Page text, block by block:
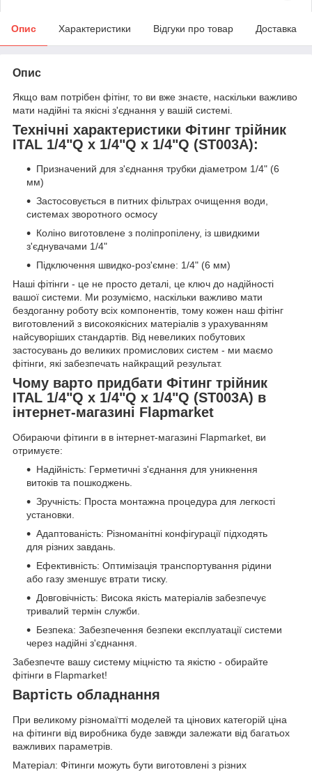
Опис Характеристики Відгуки про товар Доставка
Опис
Якщо вам потрібен фітінг, то ви вже знаєте, наскільки важливо
мати надійні та якісні з'єднання у вашій системі.
Технічні характеристики Фітинг трійник
ITAL 1/4"Q x 1/4"Q x 1/4"Q (ST003A):
Призначений для з'єднання трубки діаметром 1/4" (6
мм)
Застосовується в питних фільтрах очищення води,
системах зворотного осмосу
Коліно виготовлене з поліпропілену, із швидкими
з'єднувачами 1/4"
Підключення швидко-роз'ємне: 1/4" (6 мм)
Наші фітінги - це не просто деталі, це ключ до надійності
вашої системи. Ми розуміємо, наскільки важливо мати
бездоганну роботу всіх компонентів, тому кожен наш фітінг
виготовлений з високоякісних матеріалів з урахуванням
найсуворіших стандартів. Від невеликих побутових
застосувань до великих промислових систем - ми маємо
фітінги, які забезпечать найкращий результат.
Чому варто придбати Фітинг трійник
ITAL 1/4"Q x 1/4"Q x 1/4"Q (ST003A) в
інтернет-магазині Flapmarket
Обираючи фітинги в в інтернет-магазині Flapmarket, ви
отримуєте:
Надійність: Герметичні з'єднання для уникнення
витоків та пошкоджень.
Зручність: Проста монтажна процедура для легкості
установки.
Адаптованість: Різноманітні конфігурації підходять
для різних завдань.
Ефективність: Оптимізація транспортування рідини
або газу зменшує втрати тиску.
Довговічність: Висока якість матеріалів забезпечує
тривалий термін служби.
Безпека: Забезпечення безпеки експлуатації системи
через надійні з'єднання.
Забезпечте вашу систему міцністю та якістю - обирайте
фітінги в Flapmarket!
Вартість обладнання
При великому різномаїтті моделей та цінових категорій ціна
на фітинги від виробника буде завжди залежати від багатьох
важливих параметрів.
Матеріал: Фітинги можуть бути виготовлені з різних